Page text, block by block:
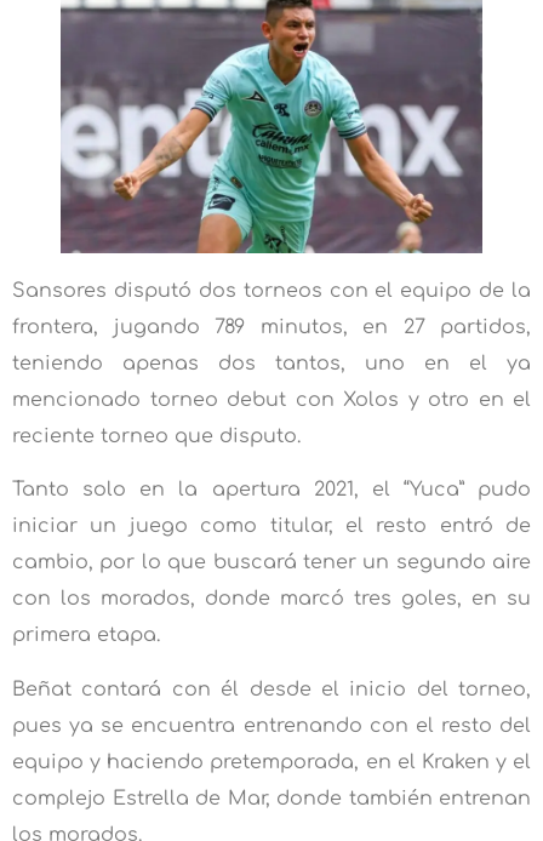
Sansores disputó dos torneos con el equipo de la
frontera, jugando 789 minutos, en 27 partidos,
teniendo apenas dos tantos, uno en el ya
mencionado torneo debut con Xolos y otro en el
reciente torneo que disputo.
Tanto solo en la apertura 2021, el “Yuca” pudo
iniciar un juego como titular, el resto entró de
cambio, por lo que buscará tener un segundo aire
con los morados, donde marcó tres goles, en su
primera etapa.
Beñat contará con él desde el inicio del torneo,
pues ya se encuentra entrenando con el resto del
equipo y haciendo pretemporada, en el Kraken y el
complejo Estrella de Mar, donde también entrenan
los morados.